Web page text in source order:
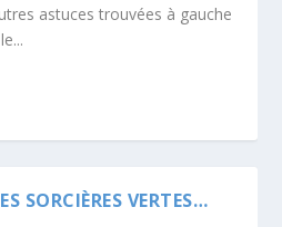
astuces trouvées à gauche
SORCIÈRES VERTES…